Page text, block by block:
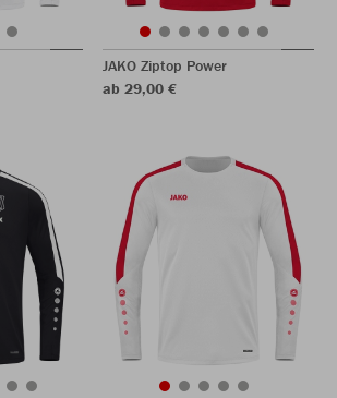
JAKO Ziptop Power
ab 29,00 €